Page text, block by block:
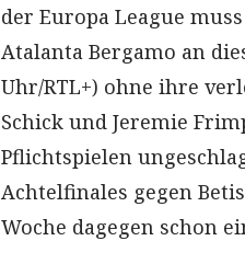
der Europa League
Atalanta Bergamo an
Uhr/RTL+) ohne ihre
Schick und Jeremie
Pflichtspielen
Achtelfinales gegen
Woche dagegen schon